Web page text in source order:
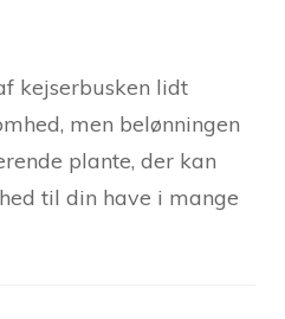
kejserbusken lidt
men belønningen
plante, der kan
til din have i mange